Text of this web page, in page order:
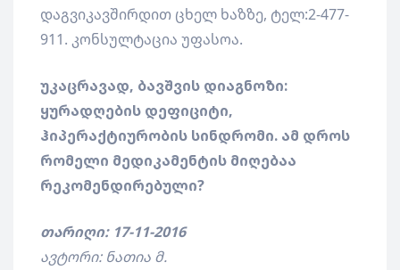
დაგვიკავშირდით ცხელ ხაზზე, ტელ:2-477-
911. კონსულტაცია უფასოა.
უკაცრავად, ბავშვის დიაგნოზი:
ყურადღების დეფიციტი,
ჰიპერაქტიურობის სინდრომი. ამ დროს
რომელი მედიკამენტის მიღებაა
რეკომენდირებული?
თარიღი: 17-11-2016
ავტორი: ნათია მ.